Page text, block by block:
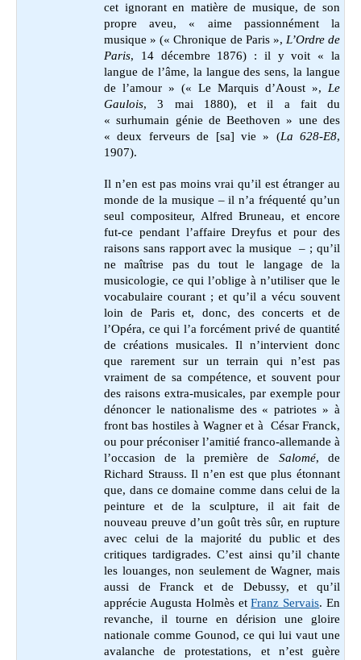
cet ignorant en matière de musique, de son
propre aveu, « aime passionnément la
musique » (« Chronique de Paris », L’Ordre de
Paris, 14 décembre 1876) : il y voit « la
langue de l’âme, la langue des sens, la langue
de l’amour » (« Le Marquis d’Aoust », Le
Gaulois, 3 mai 1880), et il a fait du
« surhumain génie de Beethoven » une des
« deux ferveurs de [sa] vie » (La 628-E8,
1907).
Il n’en est pas moins vrai qu’il est étranger au
monde de la musique – il n’a fréquenté qu’un
seul compositeur, Alfred Bruneau, et encore
fut-ce pendant l’affaire Dreyfus et pour des
raisons sans rapport avec la musique – ; qu’il
ne maîtrise pas du tout le langage de la
musicologie, ce qui l’oblige à n’utiliser que le
vocabulaire courant ; et qu’il a vécu souvent
loin de Paris et, donc, des concerts et de
l’Opéra, ce qui l’a forcément privé de quantité
de créations musicales. Il n’intervient donc
que rarement sur un terrain qui n’est pas
vraiment de sa compétence, et souvent pour
des raisons extra-musicales, par exemple pour
dénoncer le nationalisme des « patriotes » à
front bas hostiles à Wagner et à César Franck,
ou pour préconiser l’amitié franco-allemande à
l’occasion de la première de Salomé, de
Richard Strauss. Il n’en est que plus étonnant
que, dans ce domaine comme dans celui de la
peinture et de la sculpture, il ait fait de
nouveau preuve d’un goût très sûr, en rupture
avec celui de la majorité du public et des
critiques tardigrades. C’est ainsi qu’il chante
les louanges, non seulement de Wagner, mais
aussi de Franck et de Debussy, et qu’il
apprécie Augusta Holmès etFranz Servais. En
revanche, il tourne en dérision une gloire
nationale comme Gounod, ce qui lui vaut une
avalanche de protestations, et n’est guère